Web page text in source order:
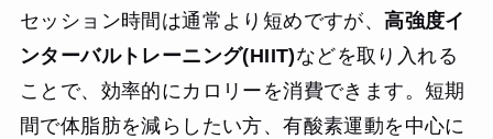
セッション時間は通常より短めですが、高強度イ
ンターバルトレーニング(HIIT)などを取り入れる
ことで、効率的にカロリーを消費できます。短期
間で体脂肪を減らしたい方、有酸素運動を中心に